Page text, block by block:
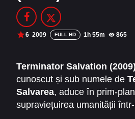
Filme Online 2014
Filme Online 2012
DMCA
SERIALE ONLINE
6 2009 FULL HD 1h 55m 865
Terminator Salvation
cunoscut și sub numele de
Salvarea, aduce în prim-
supraviețuirea umanității